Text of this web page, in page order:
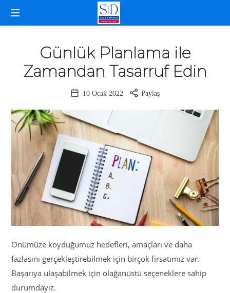
KOÇLUĞU
Günlük Planlama ile
Zamandan Tasarruf Edin
10 Ocak 2022 Paylaş
Önümüze koyduğumuz hedefleri, amaçları ve daha
fazlasını gerçekleştirebilmek için birçok fırsatımız var.
Başarıya ulaşabilmek için olağanüstü seçeneklere sahip
durumdayız.